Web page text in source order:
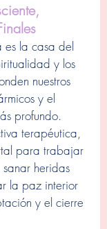
es la casa del
y los
nuestros
y el
profundo.
terapéutica,
para trabajar
heridas
la paz interior
y el cierre